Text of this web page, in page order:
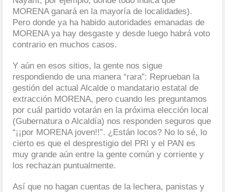
MORENA ganará en la mayoría de localidades).
Pero donde ya ha habido autoridades emanadas de
MORENA ya hay desgaste y desde luego habrá voto
contrario en muchos casos.
Y aún en esos sitios, la gente nos sigue
respondiendo de una manera “rara”: Reprueban la
gestión del actual Alcalde o mandatario estatal de
extracción MORENA, pero cuando les preguntamos
por cuál partido votarán en la próxima elección local
(Gubernatura o Alcaldía) nos responden seguros que
“¡¡por MORENA joven!!”. ¿Están locos? No lo sé, lo
cierto es que el desprestigio del PRI y el PAN es
muy grande aún entre la gente común y corriente y
los rechazan puntualmente.
Así que no hagan cuentas de la lechera, panistas y